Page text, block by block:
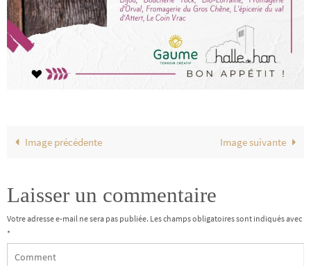
Image précédente Image suivante
Laisser un commentaire
Votre adresse e-mail ne sera pas publiée. Les champs obligatoires sont indiqués avec
*